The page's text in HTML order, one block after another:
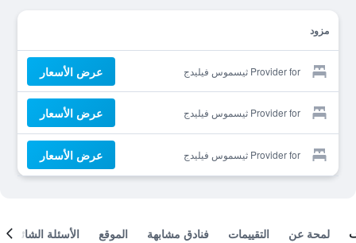
مزود
Provider for ثيسموس فيليدج عرض الأسعار
Provider for ثيسموس فيليدج عرض الأسعار
Provider for ثيسموس فيليدج عرض الأسعار
لمحة عن التقييمات فنادق مشابهة الموقع الأسئلة الشائعة